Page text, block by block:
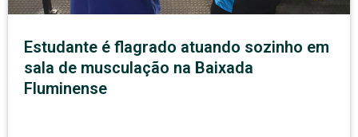
Estudante é flagrado atuando sozinho em
sala de musculação na Baixada
Fluminense